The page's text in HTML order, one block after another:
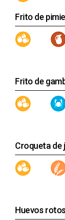
Frito de
Frito de
Croqueta de
Huevos
ANTERIOR